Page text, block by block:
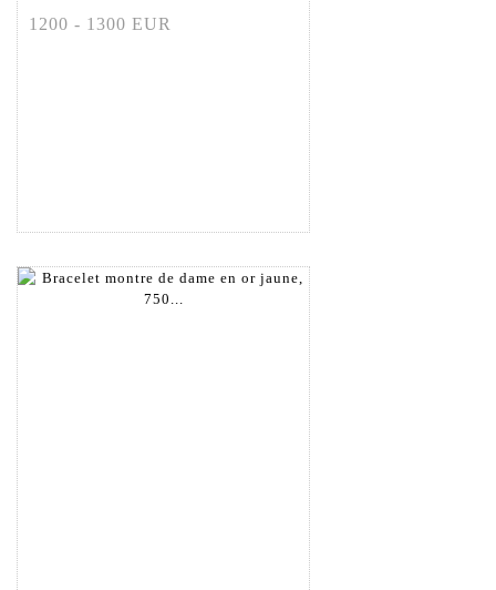
1200 - 1300 EUR